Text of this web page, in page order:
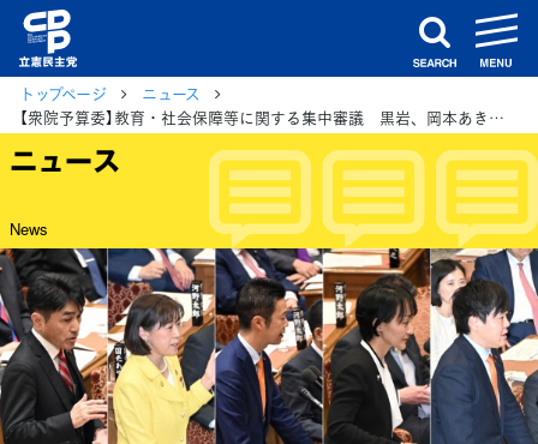
search
トップページ
ニュース
【衆院予算委】教育・社会保障等に関する集中審議 黒岩、岡本あき子、井坂、おおつき、本庄各議員
ニュース
News